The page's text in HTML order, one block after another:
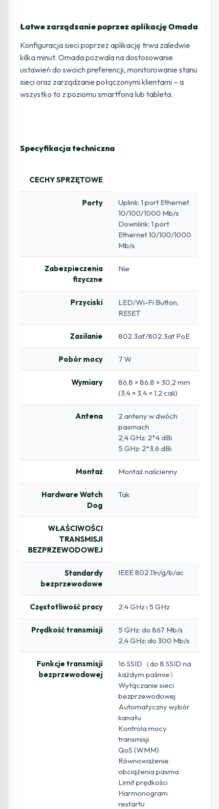
Łatwe zarządzanie poprzez aplikację Omada
Konfiguracja sieci poprzez aplikację trwa zaledwie
kilka minut. Omada pozwala na dostosowanie
ustawień do swoich preferencji, monitorowanie stanu
sieci oraz zarządzanie połączonymi klientami – a
wszystko to z poziomu smartfona lub tableta.
Specyfikacja techniczna
CECHY SPRZĘTOWE
Porty
Uplink: 1 port Ethernet
10/100/1000 Mb/s
Downlink: 1 port
Ethernet 10/100/1000
Mb/s
Zabezpieczenia
fizyczne
Nie
Przyciski
LED/Wi-Fi Button,
RESET
Zasilanie 802.3af/802.3at PoE
Pobór mocy 7 W
Wymiary
86,8 × 86,8 × 30,2 mm
(3,4 × 3,4 × 1,2 cali)
Antena
2 anteny w dwóch
pasmach
2,4 GHz: 2*4 dBi
5 GHz: 2*3,6 dBi
Montaż Montaż naścienny
Hardware Watch
Dog
Tak
WŁAŚCIWOŚCI
TRANSMISJI
BEZPRZEWODOWEJ
Standardy
bezprzewodowe
IEEE 802.11n/g/b/ac
Częstotliwość pracy 2,4 GHz i 5 GHz
Prędkość transmisji
5 GHz: do 867 Mb/s
2,4 GHz: do 300 Mb/s
Funkcje transmisji
bezprzewodowej
16 SSID（do 8 SSID na
każdym paśmie）
Wyłączanie sieci
bezprzewodowej
Automatyczny wybór
kanału
Kontrola mocy
transmisji
QoS (WMM)
Równoważenie
obciążenia pasma
Limit prędkości
Harmonogram
restartu